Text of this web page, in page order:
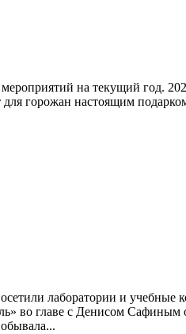
на текущий год.
для горожан настоящим
лаборатории и учебные
во главе с Денисом Сафиным